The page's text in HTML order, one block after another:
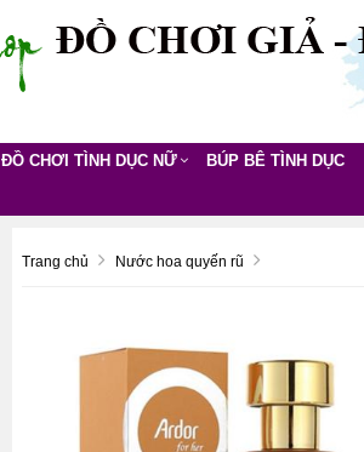
ĐỒ CHƠI TÌNH DỤC NỮ BÚP BÊ TÌNH DỤC
Trang chủ Nước hoa quyến rũ